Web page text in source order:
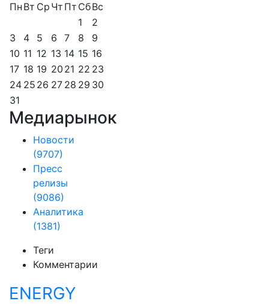
Пн Вт Ср Чт Пт СбВс
1
2
3
4 5 6 7 8
9
10 11 12 13 14 15 16
17 18 19 20 21 22 23
24 25 26 27 28 29 30
31
Медиарынок
Новости
(9707)
Пресс
релизы
(9086)
Аналитика
(1381)
Теги
Комментарии
ENERGY